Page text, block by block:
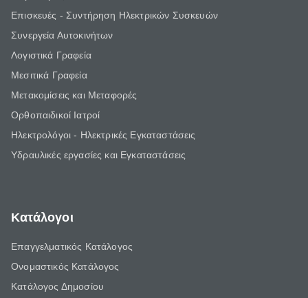
Επισκευές - Συντήρηση Ηλεκτρικών Συσκευών
Συνεργεία Αυτοκινήτων
Λογιστικά Γραφεία
Μεσιτικά Γραφεία
Μετακομίσεις και Μεταφορές
Ορθοπαιδικοί Ιατροί
Ηλεκτρολόγοι - Ηλεκτρικές Εγκαταστάσεις
Υδραυλικές εργασίες και Εγκαταστάσεις
Κατάλογοι
Επαγγελματικός Κατάλογος
Ονομαστικός Κατάλογος
Κατάλογος Δημοσίου